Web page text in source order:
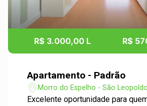
R$ 3.000,00 L R$
Apartamento - Padrão
Morro do Espelho - São
Excelente oportunidade para